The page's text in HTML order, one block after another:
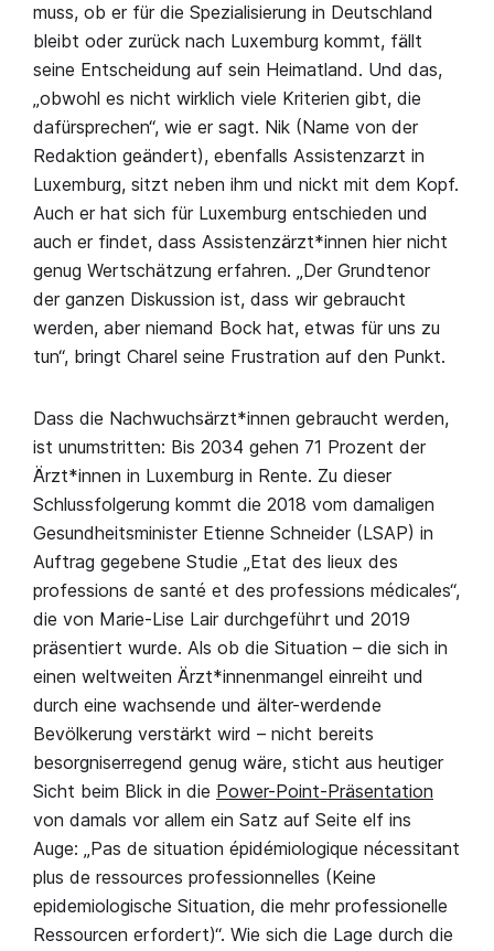
muss, ob er für die Spezialisierung in Deutschland
bleibt oder zurück nach Luxemburg kommt, fällt
seine Entscheidung auf sein Heimatland. Und das,
„obwohl es nicht wirklich viele Kriterien gibt, die
dafürsprechen“, wie er sagt. Nik (Name von der
Redaktion geändert), ebenfalls Assistenzarzt in
Luxemburg, sitzt neben ihm und nickt mit dem Kopf.
Auch er hat sich für Luxemburg entschieden und
auch er findet, dass Assistenzärzt*innen hier nicht
genug Wertschätzung erfahren. „Der Grundtenor
der ganzen Diskussion ist, dass wir gebraucht
werden, aber niemand Bock hat, etwas für uns zu
tun“, bringt Charel seine Frustration auf den Punkt.
Dass die Nachwuchsärzt*innen gebraucht werden,
ist unumstritten: Bis 2034 gehen 71 Prozent der
Ärzt*innen in Luxemburg in Rente. Zu dieser
Schlussfolgerung kommt die 2018 vom damaligen
Gesundheitsminister Etienne Schneider (LSAP) in
Auftrag gegebene Studie „Etat des lieux des
professions de santé et des professions médicales“,
die von Marie-Lise Lair durchgeführt und 2019
präsentiert wurde. Als ob die Situation – die sich in
einen weltweiten Ärzt*innenmangel einreiht und
durch eine wachsende und älter-werdende
Bevölkerung verstärkt wird – nicht bereits
besorgniserregend genug wäre, sticht aus heutiger
Sicht beim Blick in die Power-Point-Präsentation
von damals vor allem ein Satz auf Seite elf ins
Auge: „Pas de situation épidémiologique nécessitant
plus de ressources professionnelles (Keine
epidemiologische Situation, die mehr professionelle
Ressourcen erfordert)“. Wie sich die Lage durch die